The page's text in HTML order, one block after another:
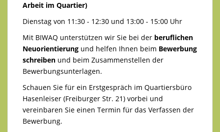
Arbeit im Quartier)
Dienstag von 11:30 - 12:30 und 13:00 - 15:00 Uhr
Mit BIWAQ unterstützen wir Sie bei der beruflichen
Neuorientierung und helfen Ihnen beim Bewerbung
schreiben und beim Zusammenstellen der
Bewerbungsunterlagen.
Schauen Sie für ein Erstgespräch im Quartiersbüro
Hasenleiser (Freiburger Str. 21) vorbei und
vereinbaren Sie einen Termin für das Verfassen der
Bewerbung.